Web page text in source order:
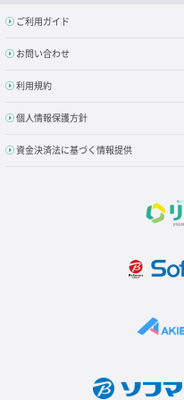
ご利用ガイド
お問い合わせ
利用規約
個人情報保護方針
資金決済法に基づく情報提供